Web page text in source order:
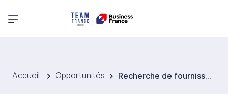
Menu principal
Accueil Opportunités Recherche de fournisseurs d'ingrédients naturels pour savons solides artisanaux pour l’Espagne